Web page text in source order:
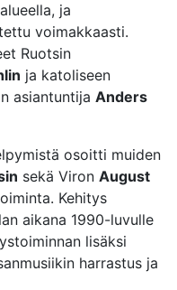
ja
voimakkaasti.
Ruotsin
ja katoliseen
asiantuntija Anders
osoitti muiden
sekä Viron August
Kehitys
aikana 1990-luvulle
lisäksi
harrastus ja